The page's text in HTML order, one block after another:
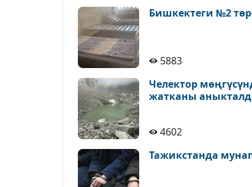
Бишкектеги №2
5883
Челектор
жатканы
4602
Тажикстанда